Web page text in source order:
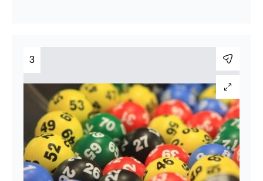
3